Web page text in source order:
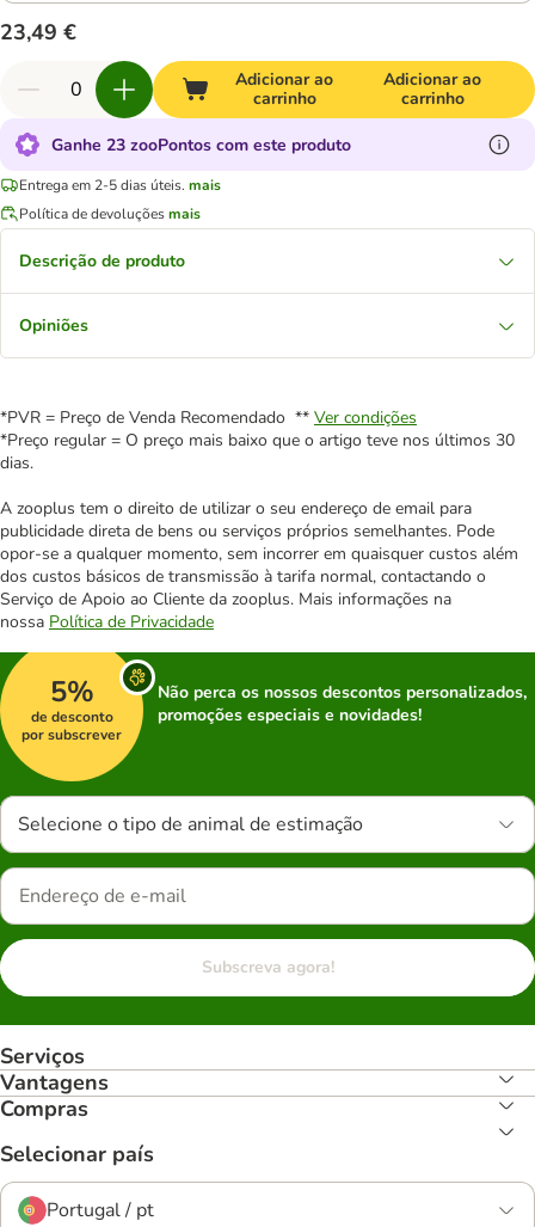
23,49 €
Adicionar ao
carrinho
Adicionar ao
carrinho
Ganhe 23 zooPontos com este produto
Entrega em 2-5 dias úteis. mais
Política de devoluçõesmais
Descrição de produto
Opiniões
*PVR = Preço de Venda Recomendado ** Ver condições
*Preço regular = O preço mais baixo que o artigo teve nos últimos 30
dias.
A zooplus tem o direito de utilizar o seu endereço de email para
publicidade direta de bens ou serviços próprios semelhantes. Pode
opor-se a qualquer momento, sem incorrer em quaisquer custos além
dos custos básicos de transmissão à tarifa normal, contactando o
Serviço de Apoio ao Cliente da zooplus. Mais informações na
nossa Política de Privacidade
5%
de desconto
por subscrever
Não perca os nossos descontos personalizados,
promoções especiais e novidades!
Selecione o tipo de animal de estimação
Subscreva agora!
Serviços
Vantagens
Compras
Selecionar país
Portugal / pt